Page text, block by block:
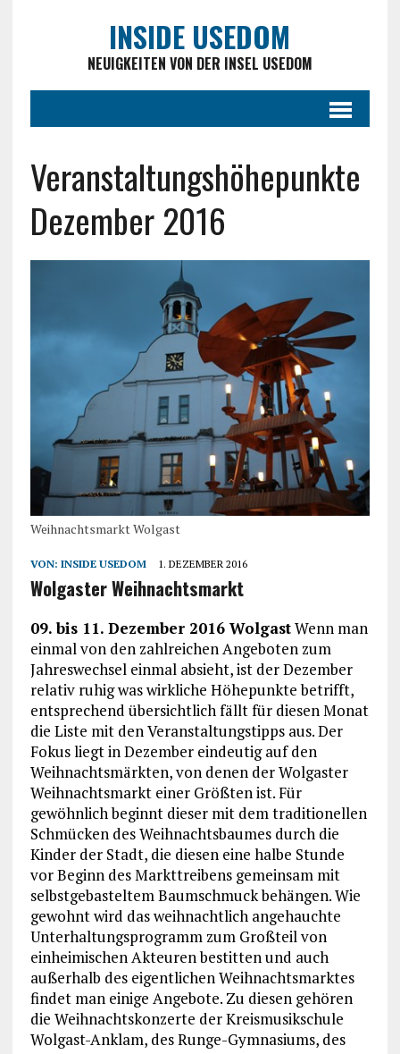
INSIDE USEDOM
NEUIGKEITEN VON DER INSEL USEDOM
Veranstaltungshöhepunkte
Dezember 2016
Weihnachtsmarkt Wolgast
VON: INSIDE USEDOM 1. DEZEMBER 2016
Wolgaster Weihnachtsmarkt
09. bis 11. Dezember 2016 WolgastWenn man
einmal von den zahlreichen Angeboten zum
Jahreswechsel einmal absieht, ist der Dezember
relativ ruhig was wirkliche Höhepunkte betrifft,
entsprechend übersichtlich fällt für diesen Monat
die Liste mit den Veranstaltungstipps aus. Der
Fokus liegt in Dezember eindeutig auf den
Weihnachtsmärkten, von denen der Wolgaster
Weihnachtsmarkt einer Größten ist. Für
gewöhnlich beginnt dieser mit dem traditionellen
Schmücken des Weihnachtsbaumes durch die
Kinder der Stadt, die diesen eine halbe Stunde
vor Beginn des Markttreibens gemeinsam mit
selbstgebasteltem Baumschmuck behängen. Wie
gewohnt wird das weihnachtlich angehauchte
Unterhaltungsprogramm zum Großteil von
einheimischen Akteuren bestitten und auch
außerhalb des eigentlichen Weihnachtsmarktes
findet man einige Angebote. Zu diesen gehören
die Weihnachtskonzerte der Kreismusikschule
Wolgast-Anklam, des Runge-Gymnasiums, des